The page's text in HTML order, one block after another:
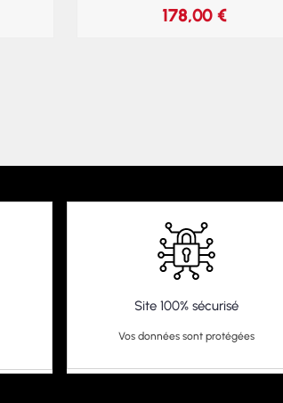
178,00€
Site 100% sécurisé
Vos données sont protégées